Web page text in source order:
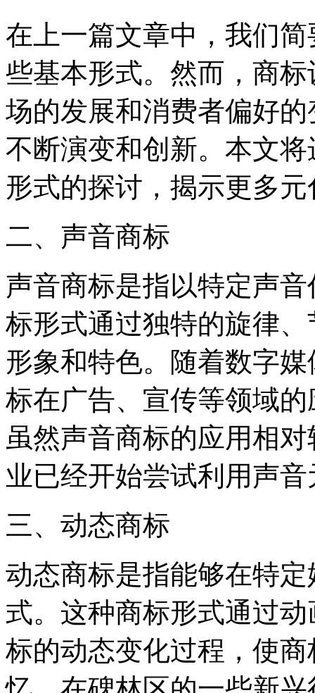
在上一篇文章中，我们
些基本形式。然而，商
场的发展和消费者偏好的
不断演变和创新。本文
形式的探讨，揭示更多
二、声音商标
声音商标是指以特定声
标形式通过独特的旋律
形象和特色。随着数字
标在广告、宣传等领域
虽然声音商标的应用相
业已经开始尝试利用声
三、动态商标
动态商标是指能够在特
式。这种商标形式通过
标的动态变化过程，使